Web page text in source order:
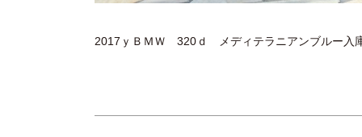
2017ｙＢＭＷ 320ｄ メディテラニアンブルー入